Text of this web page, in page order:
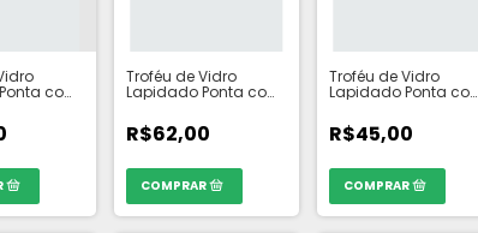
com
Troféu de Vidro
Lapidado Ponta com
TAMANHO: 20cm
R$62,00
Troféu de Vidro
Lapidado Ponta com
TAMANHO: 15cm
R$45,00